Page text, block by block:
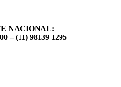
NACIONAL:
– (11) 98139 1295